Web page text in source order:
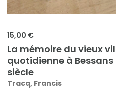
15,00 €
La mémoire du vieux
quotidienne à Bessans
siècle
Tracq, Francis